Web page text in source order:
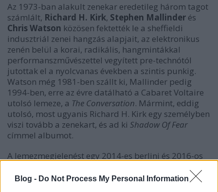
Blog - Do Not Process My Personal Information
Az 1973-ban alakult zenekar eredetileg három tagot
számlált, Richard H. Kirk, Stephen Mallinder és
Chris Watson közösen fektették le a sheffieldi
indusztriál zenei hangzás alapjait, az elektronikus
zenén belül a korai, radikális, hangmintákkal
performanszművészettel vegyített pre-technótól
jutottak el a nyolcvanas években a szintis punkig.
Watson még 1981-ben szállt ki, Mallinder pedig
1994-ben, erre az évre datálható a Cabaret Voltaire
utolsó lemeze, a The Conversation. Mármint, eddig
utolsó, most ugyanis Richard H. Kirk egy személyben
viszi tovább a zenekart, és ad ki Shadow Of Fear
címmel albumot.
A lemezmegjelenést egy 2014-es berlini és 2016-os
Kirk új számokat játszott a Cabaret Voltaire neve